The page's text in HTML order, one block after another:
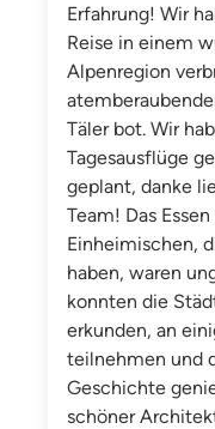
Erfahrung! Wir
Reise in einem
Alpenregion
Täler bot. Wir
Tagesausflüge
geplant, danke
Team! Das
Einheimischen,
haben, waren
konnten die
erkunden, an
teilnehmen und
Geschichte
schöner